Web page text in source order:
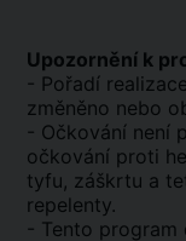
Upozornění k
- Pořadí
změněno nebo
- Očkování není
očkování proti
tyfu, záškrtu a
repelenty.
- Tento program